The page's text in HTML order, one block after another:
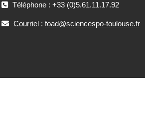
Téléphone : +33 (0)5.61.11.17.92
Courriel : foad@sciencespo-toulouse.fr